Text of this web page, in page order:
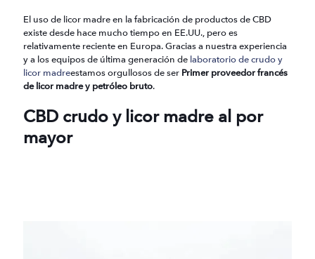
El uso de licor madre en la fabricación de productos de CBD
existe desde hace mucho tiempo en EE.UU., pero es
relativamente reciente en Europa. Gracias a nuestra experiencia
y a los equipos de última generación de laboratorio de crudo y
licor madreestamos orgullosos de ser Primer proveedor francés
de licor madre y petróleo bruto.
CBD crudo y licor madre al por
mayor